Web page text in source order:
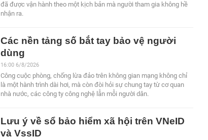
đã được vận hành theo một kịch bản mà người tham gia không hề
nhận ra.
Các nền tảng số bắt tay bảo vệ người
dùng
16:00 6/8/2026
Công cuộc phòng, chống lừa đảo trên không gian mạng không chỉ
là một hành trình dài hơi, mà còn đòi hỏi sự chung tay từ cơ quan
nhà nước, các công ty công nghệ lẫn mỗi người dân.
Lưu ý về sổ bảo hiểm xã hội trên VNeID
và VssID